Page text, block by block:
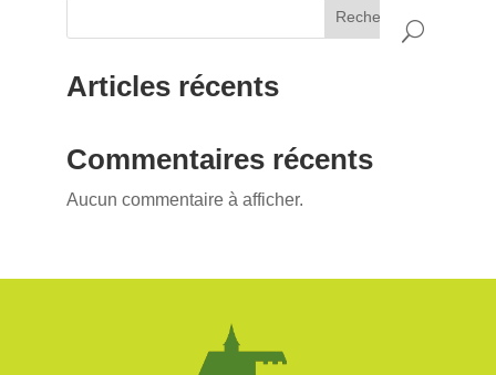
Rechercher
Articles récents
Commentaires récents
Aucun commentaire à afficher.